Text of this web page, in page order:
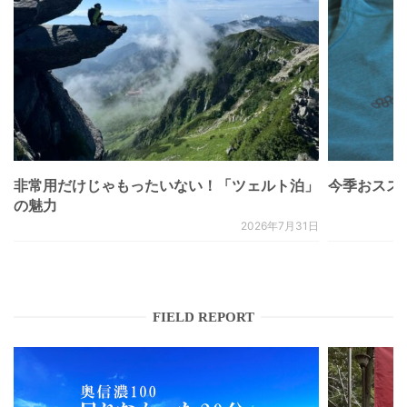
非常用だけじゃもったいない！「ツェルト泊」
の魅力
2026年7月31日
今季おスス
FIELD REPORT